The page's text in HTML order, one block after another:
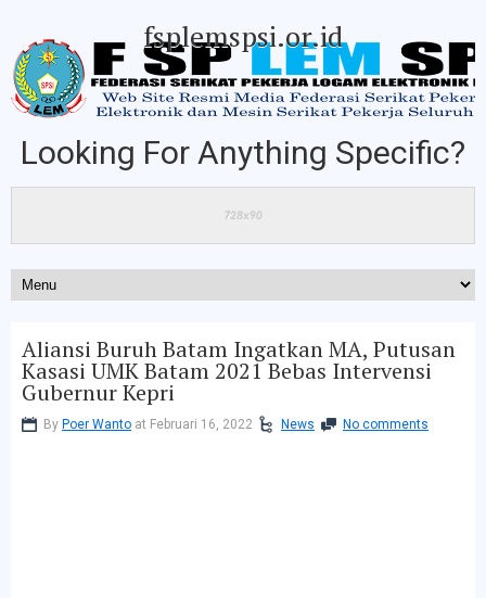
fsplemspsi.or.id
Looking For Anything Specific?
Aliansi Buruh Batam Ingatkan MA, Putusan
Kasasi UMK Batam 2021 Bebas Intervensi
Gubernur Kepri
By Poer Wanto at Februari 16, 2022 News No comments